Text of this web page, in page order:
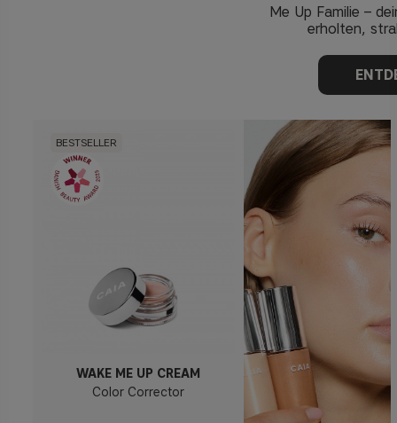
Me Up Familie –
erholten,
BESTSELLER
WAKE ME UP CREAM
Color Corrector